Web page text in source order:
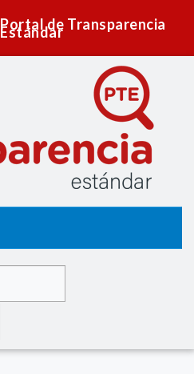
Portal de Transparencia
Estándar